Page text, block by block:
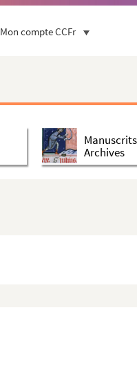
Mon compte CCFr
Archives